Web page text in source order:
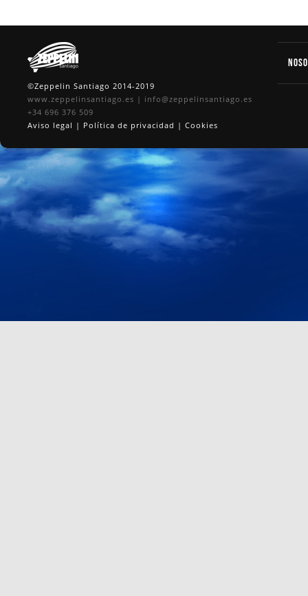
©Zeppelin Santiago 2014-2019
www.zeppelinsantiago.es | info@zeppelinsantiago.es
+34 696 376 509
Aviso legal | Política de privacidad | Cookies